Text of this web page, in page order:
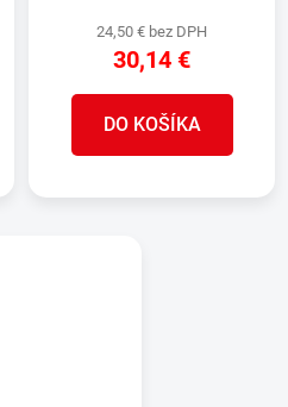
24,50 € bez DPH
30,14 €
DO KOŠÍKA